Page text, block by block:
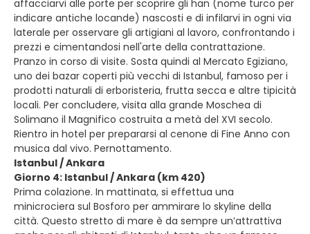
affacciarvi alle porte per scoprire gli han (nome turco per
indicare antiche locande) nascosti e di infilarvi in ogni via
laterale per osservare gli artigiani al lavoro, confrontando i
prezzi e cimentandosi nell'arte della contrattazione.
Pranzo in corso di visite. Sosta quindi al Mercato Egiziano,
uno dei bazar coperti più vecchi di Istanbul, famoso per i
prodotti naturali di erboristeria, frutta secca e altre tipicità
locali. Per concludere, visita alla grande Moschea di
Solimano il Magnifico costruita a metà del XVI secolo.
Rientro in hotel per prepararsi al cenone di Fine Anno con
musica dal vivo. Pernottamento.
Istanbul / Ankara
Giorno 4: Istanbul / Ankara (km 420)
Prima colazione. In mattinata, si effettua una
minicrociera sul Bosforo per ammirare lo skyline della
città. Questo stretto di mare è da sempre un’attrattiva